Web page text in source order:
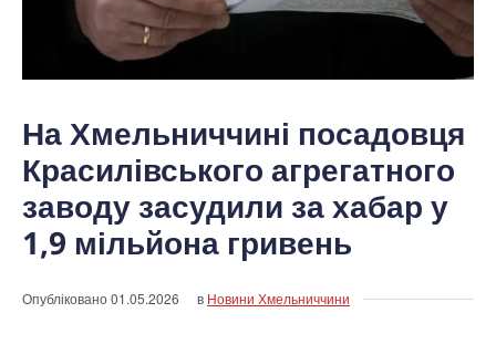
На Хмельниччині посадовця
Красилівського агрегатного
заводу засудили за хабар у
1,9 мільйона гривень
Опубліковано01.05.2026 в Новини Хмельниччини